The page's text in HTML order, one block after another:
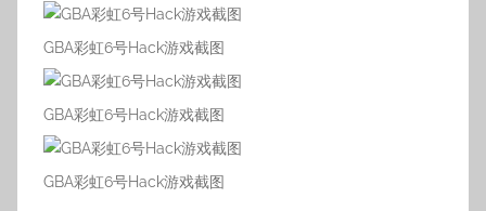
GBA彩虹6号Hack游戏截图
GBA彩虹6号Hack游戏截图
GBA彩虹6号Hack游戏截图